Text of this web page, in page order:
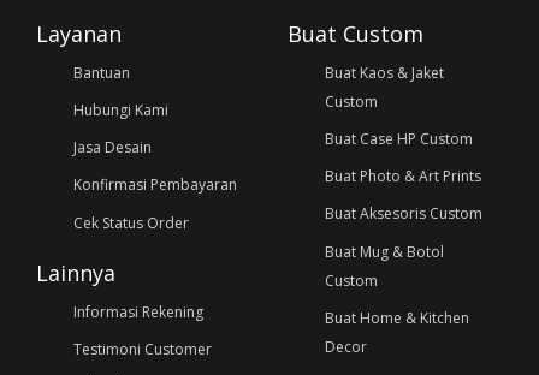
Layanan
Bantuan
Hubungi Kami
Jasa Desain
Konfirmasi Pembayaran
Cek Status Order
Lainnya
Informasi Rekening
Testimoni Customer
Buat Custom
Buat Kaos & Jaket
Custom
Buat Case HP Custom
Buat Photo & Art Prints
Buat Aksesoris Custom
Buat Mug & Botol
Custom
Buat Home & Kitchen
Decor